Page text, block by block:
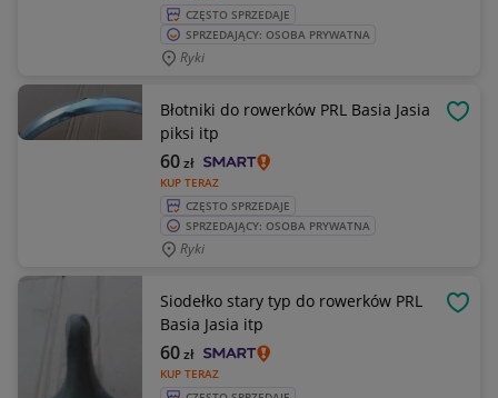
CZĘSTO SPRZEDAJE
SPRZEDAJĄCY: OSOBA PRYWATNA
Ryki
Błotniki do rowerków PRL Basia Jasia
piksi itp
KUP TERAZ
60zł
CZĘSTO SPRZEDAJE
SPRZEDAJĄCY: OSOBA PRYWATNA
Ryki
Siodełko stary typ do rowerków PRL
Basia Jasia itp
KUP TERAZ
60zł